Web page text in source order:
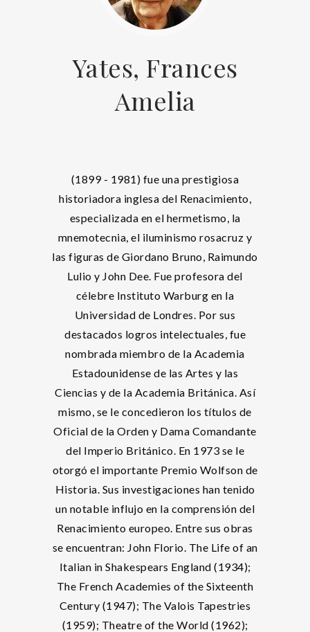
Yates, Frances
Amelia
(1899 - 1981) fue una prestigiosa
historiadora inglesa del Renacimiento,
especializada en el hermetismo, la
mnemotecnia, el iluminismo rosacruz y
las figuras de Giordano Bruno, Raimundo
Lulio y John Dee. Fue profesora del
célebre Instituto Warburg en la
Universidad de Londres. Por sus
destacados logros intelectuales, fue
nombrada miembro de la Academia
Estadounidense de las Artes y las
Ciencias y de la Academia Británica. Así
mismo, se le concedieron los títulos de
Oficial de la Orden y Dama Comandante
del Imperio Británico. En 1973 se le
otorgó el importante Premio Wolfson de
Historia. Sus investigaciones han tenido
un notable influjo en la comprensión del
Renacimiento europeo. Entre sus obras
se encuentran: John Florio. The Life of an
Italian in Shakespears England (1934);
The French Academies of the Sixteenth
Century (1947); The Valois Tapestries
(1959); Theatre of the World (1962);